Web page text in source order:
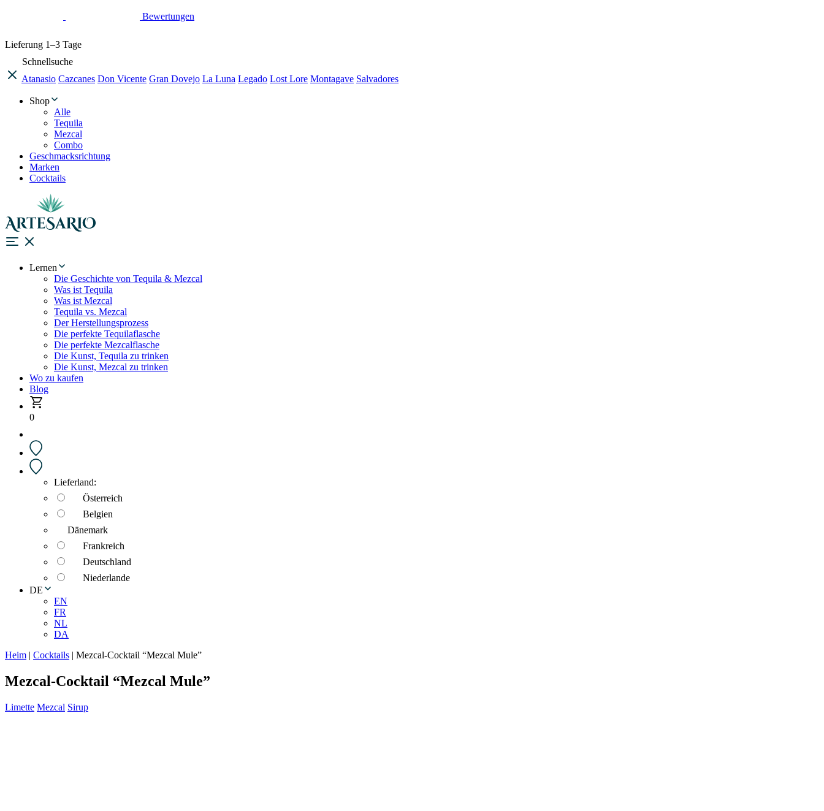
Bewertungen
Lieferung 1–3 Tage
Schnellsuche
Atanasio Cazcanes Don Vicente Gran Dovejo La Luna Legado Lost Lore Montagave Salvadores
Shop
Alle
Tequila
Mezcal
Combo
Geschmacksrichtung
Marken
Cocktails
Lernen
Die Geschichte von Tequila & Mezcal
Was ist Tequila
Was ist Mezcal
Tequila vs. Mezcal
Der Herstellungsprozess
Die perfekte Tequilaflasche
Die perfekte Mezcalflasche
Die Kunst, Tequila zu trinken
Die Kunst, Mezcal zu trinken
Wo zu kaufen
Blog
0
Lieferland:
Österreich
Belgien
Dänemark
Frankreich
Deutschland
Niederlande
DE
EN
FR
NL
DA
Heim | Cocktails | Mezcal-Cocktail “Mezcal Mule”
Mezcal-Cocktail “Mezcal Mule”
Limette Mezcal Sirup